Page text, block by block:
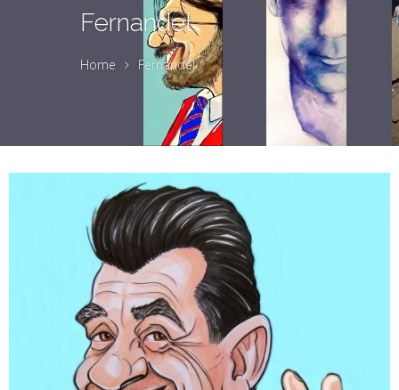
Fernandel
Home Fernandel